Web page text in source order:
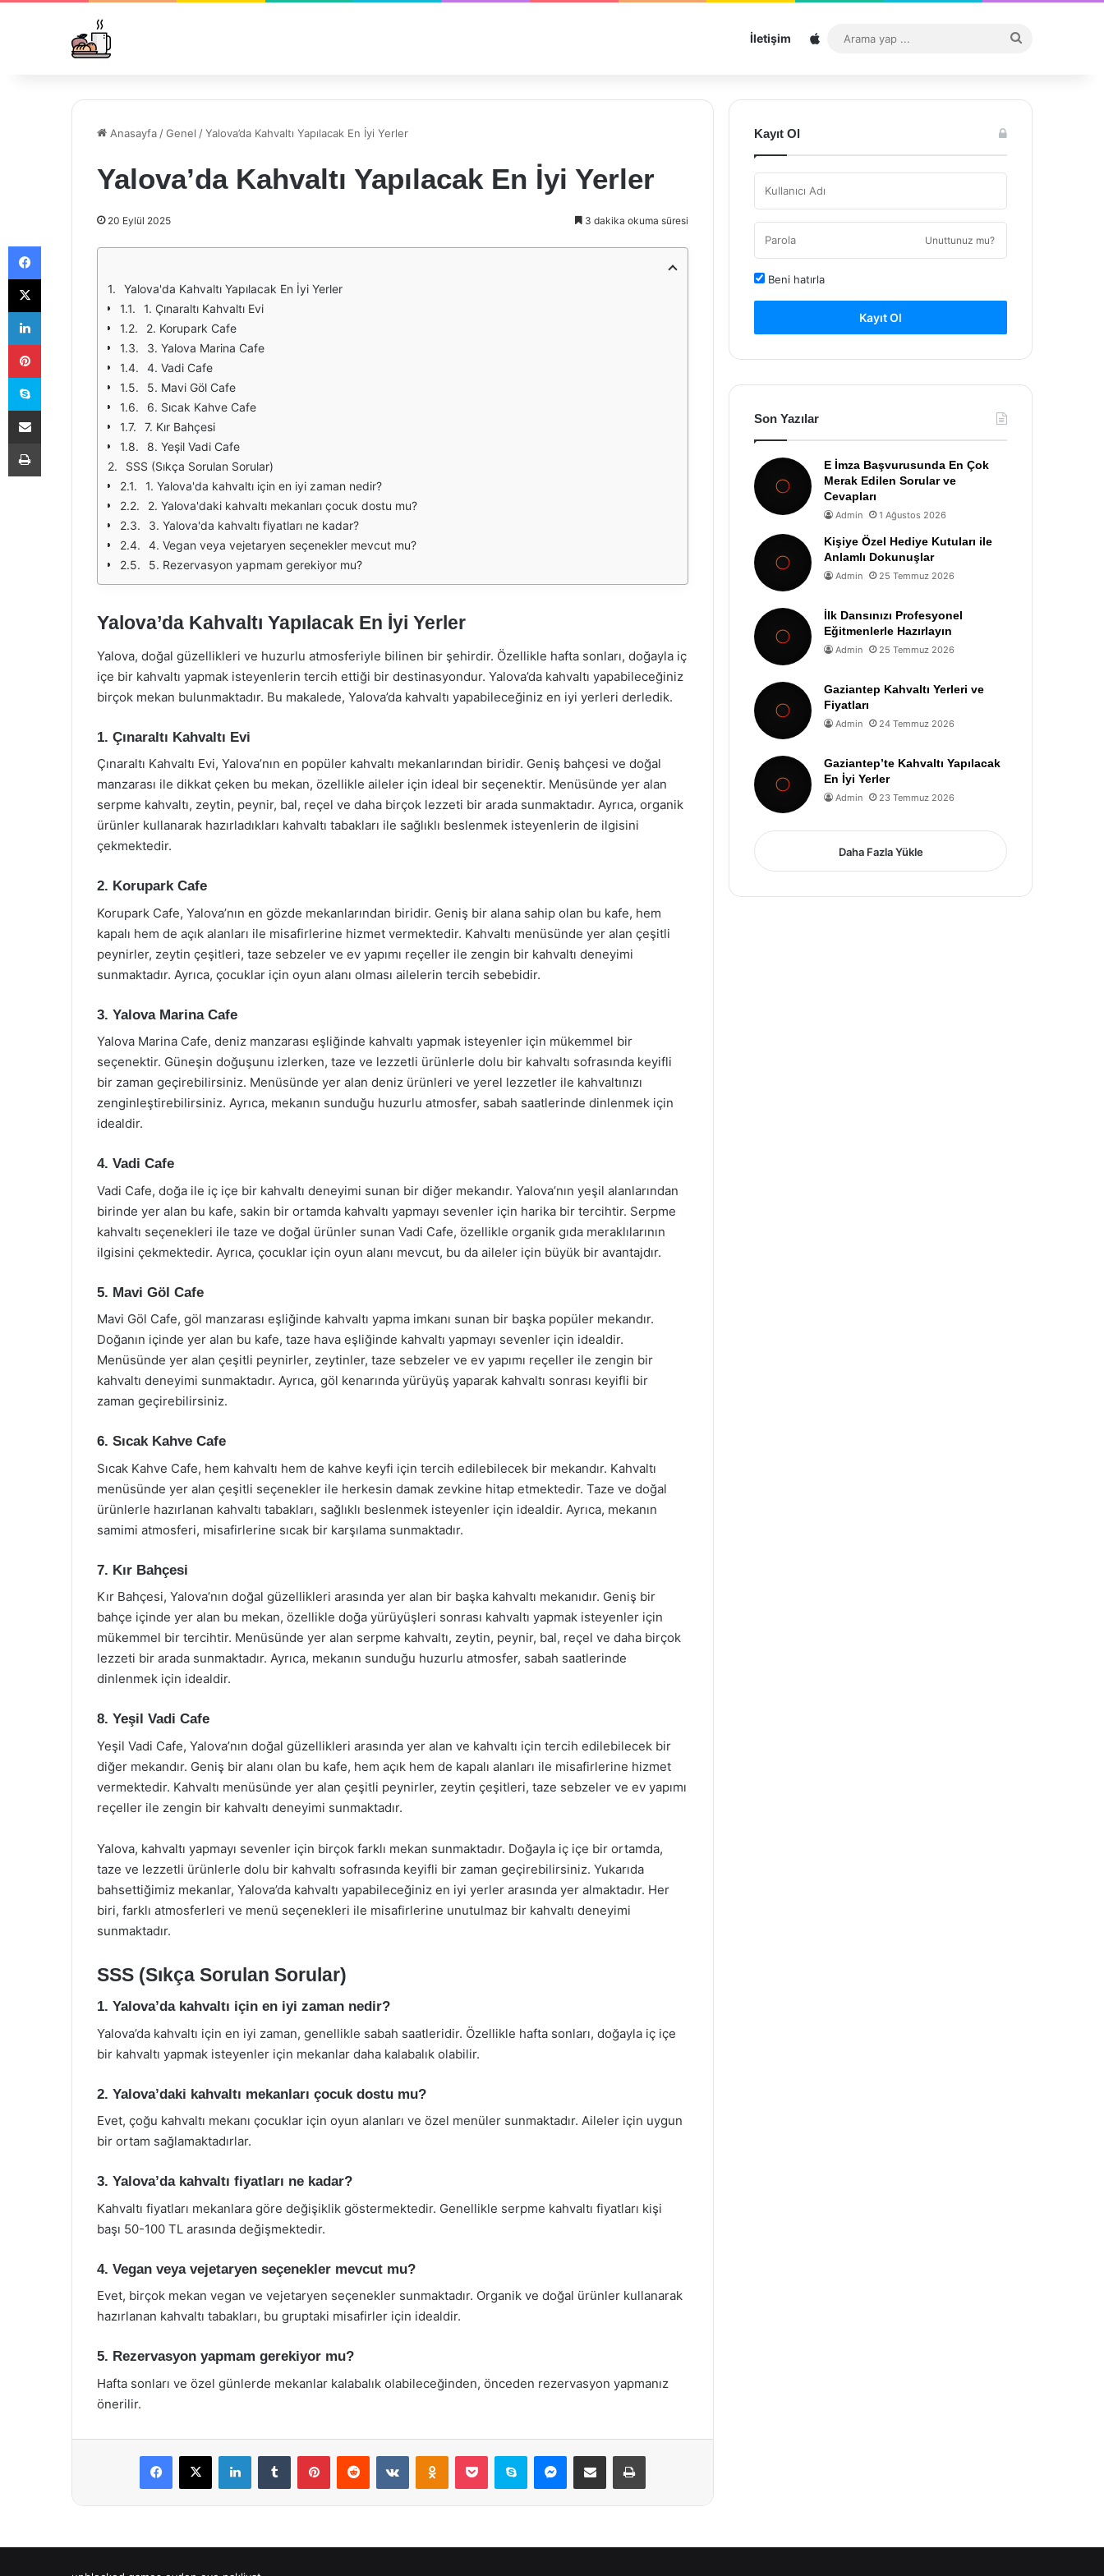
İletişim Sitemap
...
Anasayfa /Genel /Yalova’da Kahvaltı Yapılacak En İyi Yerler
Yalova’da Kahvaltı Yapılacak En İyi Yerler
20 Eylül 2025 3 dakika okuma süresi
Yalova'da Kahvaltı Yapılacak En İyi Yerler
1. Çınaraltı Kahvaltı Evi
2. Korupark Cafe
3. Yalova Marina Cafe
4. Vadi Cafe
5. Mavi Göl Cafe
6. Sıcak Kahve Cafe
7. Kır Bahçesi
8. Yeşil Vadi Cafe
SSS (Sıkça Sorulan Sorular)
1. Yalova'da kahvaltı için en iyi zaman nedir?
2. Yalova'daki kahvaltı mekanları çocuk dostu mu?
3. Yalova'da kahvaltı fiyatları ne kadar?
4. Vegan veya vejetaryen seçenekler mevcut mu?
5. Rezervasyon yapmam gerekiyor mu?
Yalova’da Kahvaltı Yapılacak En İyi Yerler
Yalova, doğal güzellikleri ve huzurlu atmosferiyle bilinen bir şehirdir. Özellikle hafta sonları, doğayla iç
içe bir kahvaltı yapmak isteyenlerin tercih ettiği bir destinasyondur. Yalova’da kahvaltı yapabileceğiniz
birçok mekan bulunmaktadır. Bu makalede, Yalova’da kahvaltı yapabileceğiniz en iyi yerleri derledik.
1. Çınaraltı Kahvaltı Evi
Çınaraltı Kahvaltı Evi, Yalova’nın en popüler kahvaltı mekanlarından biridir. Geniş bahçesi ve doğal
manzarası ile dikkat çeken bu mekan, özellikle aileler için ideal bir seçenektir. Menüsünde yer alan
serpme kahvaltı, zeytin, peynir, bal, reçel ve daha birçok lezzeti bir arada sunmaktadır. Ayrıca, organik
ürünler kullanarak hazırladıkları kahvaltı tabakları ile sağlıklı beslenmek isteyenlerin de ilgisini
çekmektedir.
2. Korupark Cafe
Korupark Cafe, Yalova’nın en gözde mekanlarından biridir. Geniş bir alana sahip olan bu kafe, hem
kapalı hem de açık alanları ile misafirlerine hizmet vermektedir. Kahvaltı menüsünde yer alan çeşitli
peynirler, zeytin çeşitleri, taze sebzeler ve ev yapımı reçeller ile zengin bir kahvaltı deneyimi
sunmaktadır. Ayrıca, çocuklar için oyun alanı olması ailelerin tercih sebebidir.
3. Yalova Marina Cafe
Yalova Marina Cafe, deniz manzarası eşliğinde kahvaltı yapmak isteyenler için mükemmel bir
seçenektir. Güneşin doğuşunu izlerken, taze ve lezzetli ürünlerle dolu bir kahvaltı sofrasında keyifli
bir zaman geçirebilirsiniz. Menüsünde yer alan deniz ürünleri ve yerel lezzetler ile kahvaltınızı
zenginleştirebilirsiniz. Ayrıca, mekanın sunduğu huzurlu atmosfer, sabah saatlerinde dinlenmek için
idealdir.
4. Vadi Cafe
Vadi Cafe, doğa ile iç içe bir kahvaltı deneyimi sunan bir diğer mekandır. Yalova’nın yeşil alanlarından
birinde yer alan bu kafe, sakin bir ortamda kahvaltı yapmayı sevenler için harika bir tercihtir. Serpme
kahvaltı seçenekleri ile taze ve doğal ürünler sunan Vadi Cafe, özellikle organik gıda meraklılarının
ilgisini çekmektedir. Ayrıca, çocuklar için oyun alanı mevcut, bu da aileler için büyük bir avantajdır.
5. Mavi Göl Cafe
Mavi Göl Cafe, göl manzarası eşliğinde kahvaltı yapma imkanı sunan bir başka popüler mekandır.
Doğanın içinde yer alan bu kafe, taze hava eşliğinde kahvaltı yapmayı sevenler için idealdir.
Menüsünde yer alan çeşitli peynirler, zeytinler, taze sebzeler ve ev yapımı reçeller ile zengin bir
kahvaltı deneyimi sunmaktadır. Ayrıca, göl kenarında yürüyüş yaparak kahvaltı sonrası keyifli bir
zaman geçirebilirsiniz.
6. Sıcak Kahve Cafe
Sıcak Kahve Cafe, hem kahvaltı hem de kahve keyfi için tercih edilebilecek bir mekandır. Kahvaltı
menüsünde yer alan çeşitli seçenekler ile herkesin damak zevkine hitap etmektedir. Taze ve doğal
ürünlerle hazırlanan kahvaltı tabakları, sağlıklı beslenmek isteyenler için idealdir. Ayrıca, mekanın
samimi atmosferi, misafirlerine sıcak bir karşılama sunmaktadır.
7. Kır Bahçesi
Kır Bahçesi, Yalova’nın doğal güzellikleri arasında yer alan bir başka kahvaltı mekanıdır. Geniş bir
bahçe içinde yer alan bu mekan, özellikle doğa yürüyüşleri sonrası kahvaltı yapmak isteyenler için
mükemmel bir tercihtir. Menüsünde yer alan serpme kahvaltı, zeytin, peynir, bal, reçel ve daha birçok
lezzeti bir arada sunmaktadır. Ayrıca, mekanın sunduğu huzurlu atmosfer, sabah saatlerinde
dinlenmek için idealdir.
8. Yeşil Vadi Cafe
Yeşil Vadi Cafe, Yalova’nın doğal güzellikleri arasında yer alan ve kahvaltı için tercih edilebilecek bir
diğer mekandır. Geniş bir alanı olan bu kafe, hem açık hem de kapalı alanları ile misafirlerine hizmet
vermektedir. Kahvaltı menüsünde yer alan çeşitli peynirler, zeytin çeşitleri, taze sebzeler ve ev yapımı
reçeller ile zengin bir kahvaltı deneyimi sunmaktadır.
Yalova, kahvaltı yapmayı sevenler için birçok farklı mekan sunmaktadır. Doğayla iç içe bir ortamda,
taze ve lezzetli ürünlerle dolu bir kahvaltı sofrasında keyifli bir zaman geçirebilirsiniz. Yukarıda
bahsettiğimiz mekanlar, Yalova’da kahvaltı yapabileceğiniz en iyi yerler arasında yer almaktadır. Her
biri, farklı atmosferleri ve menü seçenekleri ile misafirlerine unutulmaz bir kahvaltı deneyimi
sunmaktadır.
SSS (Sıkça Sorulan Sorular)
1. Yalova’da kahvaltı için en iyi zaman nedir?
Yalova’da kahvaltı için en iyi zaman, genellikle sabah saatleridir. Özellikle hafta sonları, doğayla iç içe
bir kahvaltı yapmak isteyenler için mekanlar daha kalabalık olabilir.
2. Yalova’daki kahvaltı mekanları çocuk dostu mu?
Evet, çoğu kahvaltı mekanı çocuklar için oyun alanları ve özel menüler sunmaktadır. Aileler için uygun
bir ortam sağlamaktadırlar.
3. Yalova’da kahvaltı fiyatları ne kadar?
Kahvaltı fiyatları mekanlara göre değişiklik göstermektedir. Genellikle serpme kahvaltı fiyatları kişi
başı 50-100 TL arasında değişmektedir.
4. Vegan veya vejetaryen seçenekler mevcut mu?
Evet, birçok mekan vegan ve vejetaryen seçenekler sunmaktadır. Organik ve doğal ürünler kullanarak
hazırlanan kahvaltı tabakları, bu gruptaki misafirler için idealdir.
5. Rezervasyon yapmam gerekiyor mu?
Hafta sonları ve özel günlerde mekanlar kalabalık olabileceğinden, önceden rezervasyon yapmanız
önerilir.
Facebook
X LinkedInTumblr PinterestReddit VKontakteOdnoklassniki
Pocket Skype Messenger
E-Posta ile paylaş Yazdır
Kayıt Ol
Unuttunuz mu?
Beni hatırla
Kayıt Ol
Son Yazılar
E İmza Başvurusunda En Çok
Merak Edilen Sorular ve
Cevapları
Admin 1 Ağustos 2026
Kişiye Özel Hediye Kutuları ile
Anlamlı Dokunuşlar
Admin 25 Temmuz 2026
İlk Dansınızı Profesyonel
Eğitmenlerle Hazırlayın
Admin 25 Temmuz 2026
Gaziantep Kahvaltı Yerleri ve
Fiyatları
Admin 24 Temmuz 2026
Gaziantep’te Kahvaltı Yapılacak
En İyi Yerler
Admin 23 Temmuz 2026
Daha Fazla Yükle
Facebook
X
LinkedIn
Pinterest
Skype
E-Posta ile paylaş